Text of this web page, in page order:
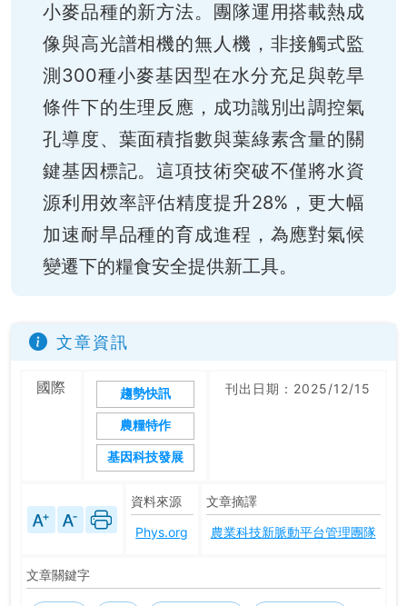
小麥品種的新方法。團隊運用搭載熱成
像與高光譜相機的無人機，非接觸式監
測300種小麥基因型在水分充足與乾旱
條件下的生理反應，成功識別出調控氣
孔導度、葉面積指數與葉綠素含量的關
鍵基因標記。這項技術突破不僅將水資
源利用效率評估精度提升28%，更大幅
加速耐旱品種的育成進程，為應對氣候
變遷下的糧食安全提供新工具。
文章資訊
國際 趨勢快訊
農糧特作
基因科技發展
刊出日期：2025/12/15
資料來源
Phys.org
文章摘譯
農業科技新脈動平台管理團隊
文章關鍵字